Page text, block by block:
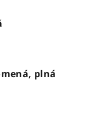
plná